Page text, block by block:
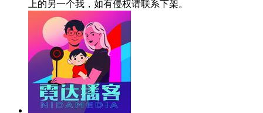
上的另一个我，如有侵权请联系下架。